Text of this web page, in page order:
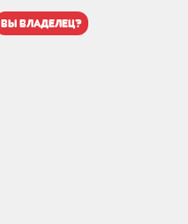
вы владелец?